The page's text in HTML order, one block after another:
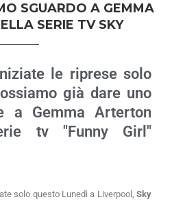
SGUARDO A GEMMA
SERIE TV SKY
le riprese solo
già dare uno
a Gemma Arterton
tv "Funny Girl"
solo questo Lunedì a Liverpool, Sky